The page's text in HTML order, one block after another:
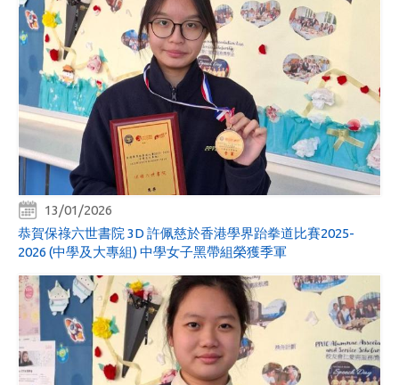
13/01/2026
恭賀保祿六世書院 3D 許佩慈於香港學界跆拳道比賽2025-
2026 (中學及大專組) 中學女子黑帶組榮獲季軍